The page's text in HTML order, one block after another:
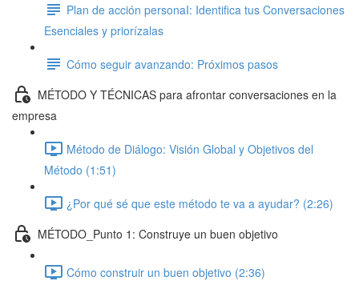
Plan de acción personaI: Identifica tus Conversaciones
Esenciales y priorízalas
Cómo seguir avanzando: Próximos pasos
MÉTODO Y TÉCNICAS para afrontar conversaciones en la
empresa
Método de Diálogo: Visión Global y Objetivos del
Método (1:51)
¿Por qué sé que este método te va a ayudar? (2:26)
MÉTODO_Punto 1: Construye un buen objetivo
Cómo construir un buen objetivo (2:36)